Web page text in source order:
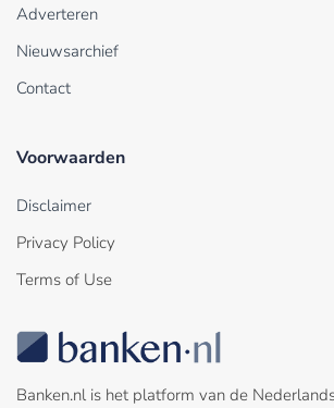
Adverteren
Nieuwsarchief
Contact
Voorwaarden
Disclaimer
Privacy Policy
Terms of Use
Banken.nl is het platform van de